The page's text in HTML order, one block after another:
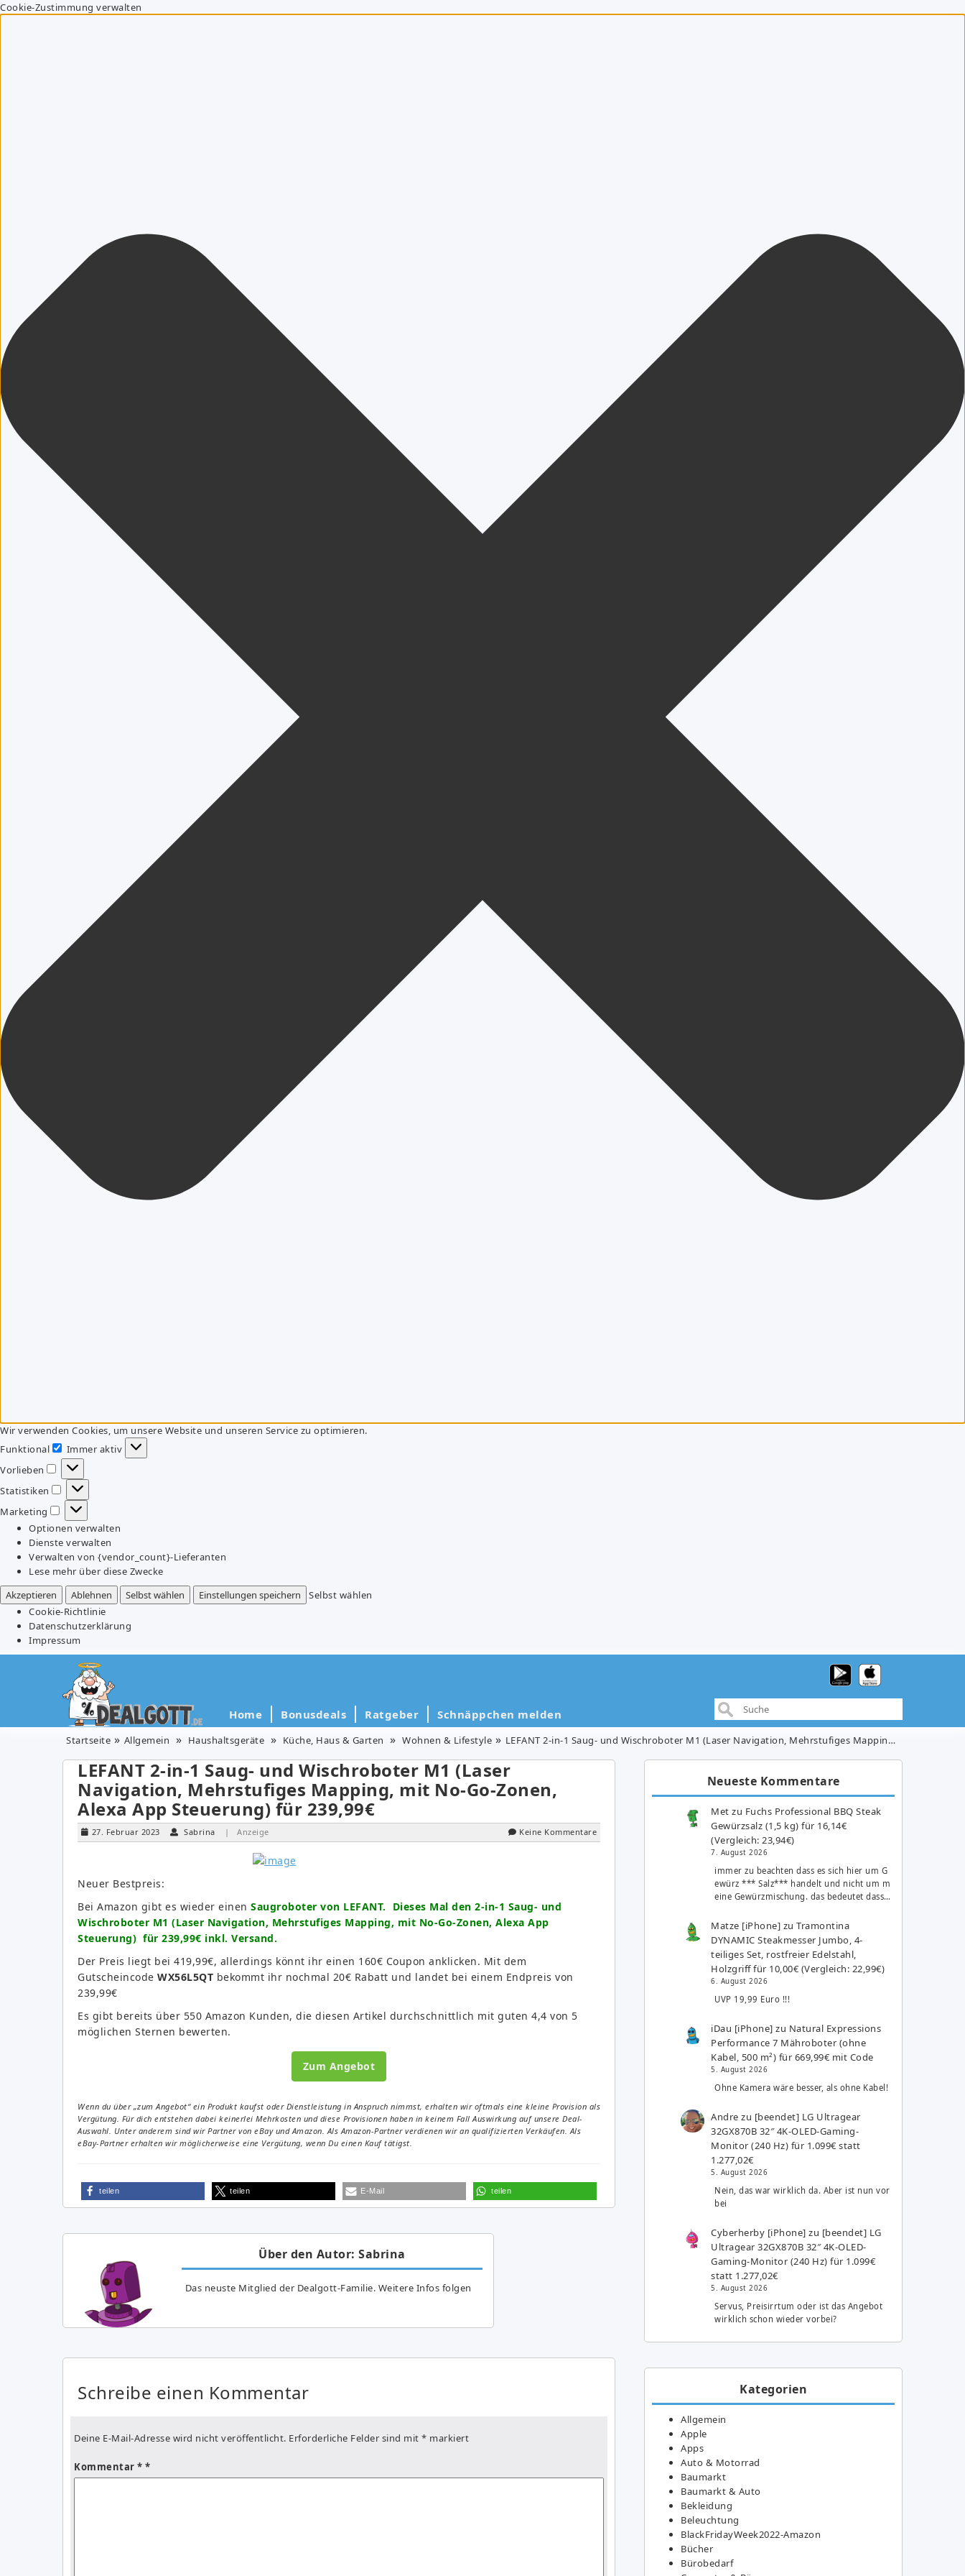
Cookie-Zustimmung verwalten
Wir verwenden Cookies, um unsere Website und unseren Service zu optimieren.
Funktional
Funktional
Immer aktiv
Vorlieben
Vorlieben
Statistiken
Statistiken
Marketing
Marketing
Optionen verwalten
Dienste verwalten
Verwalten von {vendor_count}-Lieferanten
Lese mehr über diese Zwecke
Akzeptieren
Ablehnen Selbst wählen Einstellungen speichern
Selbst wählen
Cookie-Richtlinie
Datenschutzerklärung
Impressum
Home Bonusdeals Ratgeber Schnäppchen melden
Startseite Allgemein Haushaltsgeräte Küche, Haus & Garten Wohnen & Lifestyle LEFANT 2-in-1 Saug- und Wischroboter M1 (Laser Navigation, Mehrstufiges Mapping, mit No-Go-Zonen, Alexa App Steuerung) für 239,99€
LEFANT 2-in-1 Saug- und Wischroboter M1 (Laser
Navigation, Mehrstufiges Mapping, mit No-Go-Zonen,
Alexa App Steuerung) für 239,99€
27. Februar 2023 Sabrina | Anzeige Keine Kommentare
Neuer Bestpreis:
Bei Amazon gibt es wieder einen Saugroboter von LEFANT. Dieses Mal den 2-in-1 Saug- und
Wischroboter M1 (Laser Navigation, Mehrstufiges Mapping, mit No-Go-Zonen, Alexa App
Steuerung) für 239,99€ inkl. Versand.
Der Preis liegt bei 419,99€, allerdings könnt ihr einen 160€ Coupon anklicken. Mit dem
Gutscheincode WX56L5QT bekommt ihr nochmal 20€ Rabatt und landet bei einem Endpreis von
239,99€
Es gibt bereits über 550 Amazon Kunden, die diesen Artikel durchschnittlich mit guten 4,4 von 5
möglichen Sternen bewerten.
Zum Angebot
Wenn du über „zum Angebot“ ein Produkt kaufst oder Dienstleistung in Anspruch nimmst, erhalten wir oftmals eine kleine Provision als
Vergütung. Für dich entstehen dabei keinerlei Mehrkosten und diese Provisionen haben in keinem Fall Auswirkung auf unsere Deal-
Auswahl. Unter anderem sind wir Partner von eBay und Amazon. Als Amazon-Partner verdienen wir an qualifizierten Verkäufen. Als
eBay-Partner erhalten wir möglicherweise eine Vergütung, wenn Du einen Kauf tätigst.
teilen teilen E-Mail teilen
Über den Autor: Sabrina
Das neuste Mitglied der Dealgott-Familie. Weitere Infos folgen
Schreibe einen Kommentar
Deine E-Mail-Adresse wird nicht veröffentlicht. Erforderliche Felder sind mit * markiert
Kommentar *
Neueste Kommentare
Met zu Fuchs Professional BBQ Steak
Gewürzsalz (1,5 kg) für 16,14€
(Vergleich: 23,94€)
7. August 2026
immer zu beachten dass es sich hier um G
ewürz *** Salz*** handelt und nicht um m
eine Gewürzmischung. das bedeutet dass…
Matze [iPhone] zuTramontina
DYNAMIC Steakmesser Jumbo, 4-
teiliges Set, rostfreier Edelstahl,
Holzgriff für 10,00€ (Vergleich: 22,99€)
6. August 2026
UVP 19,99 Euro !!!
iDau [iPhone] zu Natural Expressions
Performance 7 Mähroboter (ohne
Kabel, 500 m²) für 669,99€ mit Code
5. August 2026
Ohne Kamera wäre besser, als ohne Kabel!
Andre zu [beendet] LG Ultragear
32GX870B 32″ 4K-OLED-Gaming-
Monitor (240 Hz) für 1.099€ statt
1.277,02€
5. August 2026
Nein, das war wirklich da. Aber ist nun vor
bei
Cyberherby [iPhone] zu [beendet] LG
Ultragear 32GX870B 32″ 4K-OLED-
Gaming-Monitor (240 Hz) für 1.099€
statt 1.277,02€
5. August 2026
Servus, Preisirrtum oder ist das Angebot
wirklich schon wieder vorbei?
Kategorien
Allgemein
Apple
Apps
Auto & Motorrad
Baumarkt
Baumarkt & Auto
Bekleidung
Beleuchtung
BlackFridayWeek2022-Amazon
Bücher
Bürobedarf